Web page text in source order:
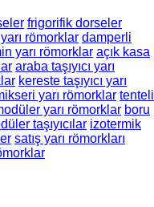
frigorifik dorseler
römorklar damperli
yarı römorklar açık kasa
araba taşıyıcı yarı
kereste taşıyıcı yarı
yarı römorklar tenteli
yarı römorklar boru
taşıyıcılar izotermik
satış yarı römorkları